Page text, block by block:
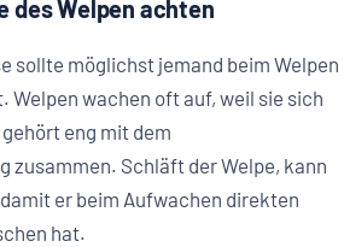
des Welpen achten
sollte möglichst jemand beim Welpen
Welpen wachen oft auf, weil sie sich
eng mit dem
zusammen. Schläft der Welpe, kann
er beim Aufwachen direkten
hat.